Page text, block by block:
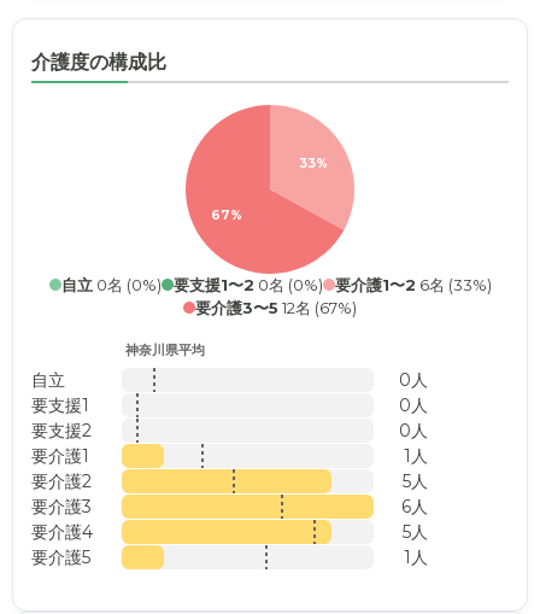
介護度の構成比
33%
67%
自立0名 (0%) 要支援1〜2 0名 (0%) 要介護1〜2 6名 (33%)
要介護3〜5 12名 (67%)
神奈川県平均
自立
0人
要支援1
0人
要支援2
0人
要介護1
1人
要介護2
5人
要介護3
6人
要介護4
5人
要介護5
1人